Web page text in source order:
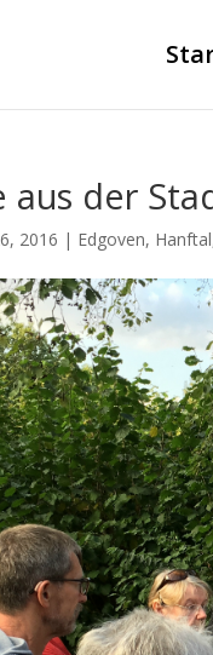
aus der
2016 | Edgoven, Hanftal